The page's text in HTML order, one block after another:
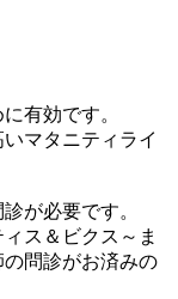
有効です。
マタニティライ
が必要です。
ス＆ビクス～ま
問診がお済みの